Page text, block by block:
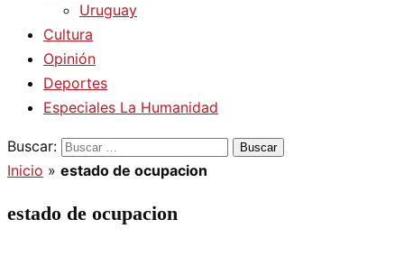
Uruguay
Cultura
Opinión
Deportes
Especiales La Humanidad
Buscar:
Inicio » estado de ocupacion
estado de ocupacion